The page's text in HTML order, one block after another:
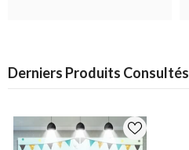
Derniers Produits Consultés